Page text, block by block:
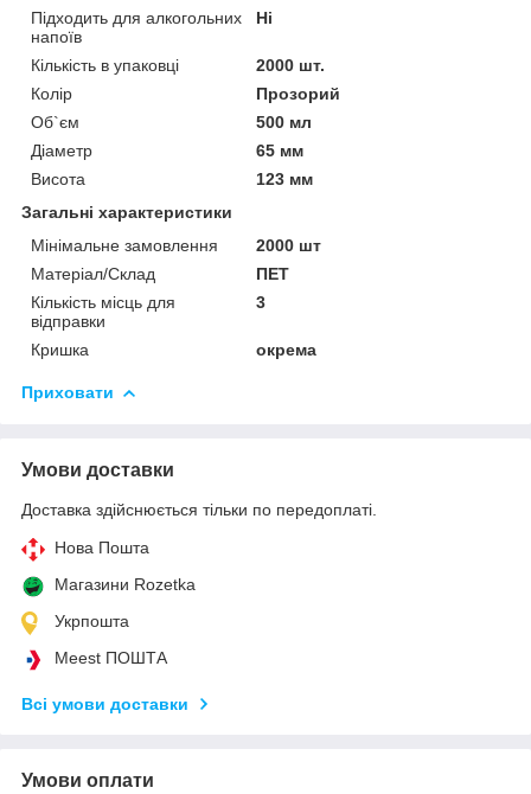
Підходить для алкогольних
напоїв
Ні
Кількість в упаковці
2000 шт.
Колір
Прозорий
Об`єм
500 мл
Діаметр
65 мм
Висота
123 мм
Загальні характеристики
Мінімальне замовлення
2000 шт
Матеріал/Склад
ПЕТ
Кількість місць для
відправки
3
Кришка окрема
Приховати
Умови доставки
Доставка здійснюється тільки по передоплаті.
Нова Пошта
Магазини Rozetka
Укрпошта
Meest ПОШТА
Всі умови доставки
Умови оплати